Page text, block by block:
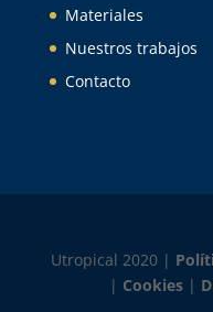
Materiales
Nuestros trabajos
Contacto
Utropical 2020 |
| Cookies|